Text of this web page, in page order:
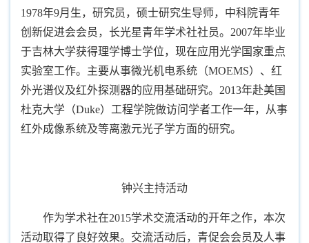
1978年9月生，研究员，硕士研究生导师，中科院青年
创新促进会会员，长光星青年学术社社员。 2007年毕业
于吉林大学获得理学博士学位，现在应用光学国家重点
实验室工作。主要从事微光机电系统（MOEMS）、红
外光谱仪及红外探测器的应用基础研究。 2013年赴美国
杜克大学（Duke）工程学院做访问学者工作一年，从事
红外成像系统及等离激元光子学方面的研究。
钟兴主持活动
作为学术社在2015学术交流活动的开年之作，本次
活动取得了良好效果。交流活动后，青促会会员及人事